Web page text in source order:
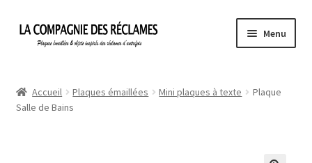
Aller
Aller
Menu
À propos de La Compagnie des Réclames
Accueil Plaques émaillées Mini plaques à texte
Plaque
Salle de Bains